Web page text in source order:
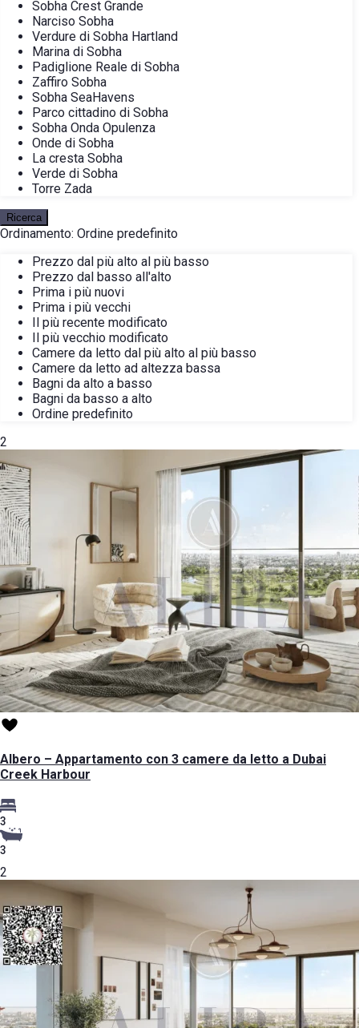
Sobha Crest Grande
Narciso Sobha
Verdure di Sobha Hartland
Marina di Sobha
Padiglione Reale di Sobha
Zaffiro Sobha
Sobha SeaHavens
Parco cittadino di Sobha
Sobha Onda Opulenza
Onde di Sobha
La cresta Sobha
Verde di Sobha
Torre Zada
Ricerca
Ordinamento: Ordine predefinito
Prezzo dal più alto al più basso
Prezzo dal basso all'alto
Prima i più nuovi
Prima i più vecchi
Il più recente modificato
Il più vecchio modificato
Camere da letto dal più alto al più basso
Camere da letto ad altezza bassa
Bagni da alto a basso
Bagni da basso a alto
Ordine predefinito
2
Albero – Appartamento con 3 camere da letto a Dubai
Creek Harbour
3
3
2